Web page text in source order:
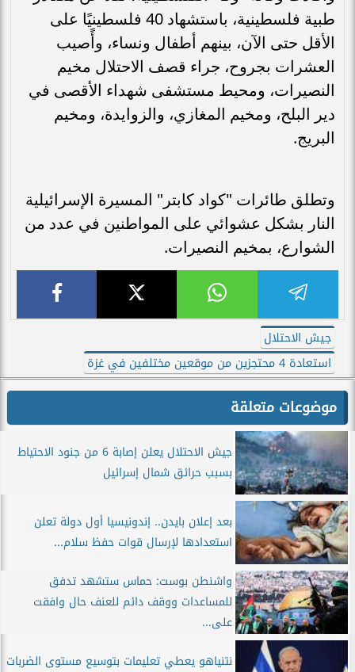
طبية فلسطينية، باستشهاد 40 فلسطينيًا على
الأقل حتى الآن، بينهم أطفال ونساء، وأًصيب
العشرات بجروح، جراء قصف الاحتلال مخيم
النصيرات، ومحيط مستشفى شهداء الأقصى في
دير البلح، ومخيم المغازي، والزوايدة، ومخيم
البريج.
وتطلق طائرات "كواد كابتر" المسيرة الإسرائيلية
النار بشكل عشوائي على المواطنين في عدد من
الشوارع، بمخيم النصيرات.
جيش الاحتلال
استعادة 4 محتجزين من موقعين مختلفين في غزة
موضوعات متعلقة
جيش الاحتلال يعلن إصابة 6 من جنود الاحتياط
بسبب حرائق شمال إسرائيل
بعد إعلان بايدن.. إندونيسيا أول دولة تعلن
استعدادها لإرسال قوات حفظ سلام...
واشنطن بوست: حماس ستشهد تدفق
للمساعدات ووقف دائم للعنف حال وافقت
على...
نتنياهو يعطي تعليمات بتوسيع مستوى الضربات